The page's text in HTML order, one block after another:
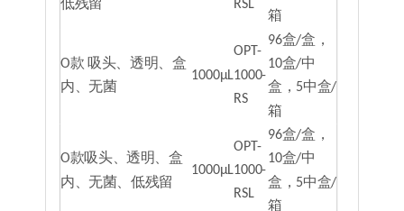
低残留
RSL
箱
O款 吸头、透明、盒
内、无菌
1000μL
OPT-
1000-
RS
96盒/盒，
10盒/中
盒，5中盒/
箱
O款吸头、透明、盒
内、无菌、低残留
1000μL
OPT-
1000-
RSL
96盒/盒，
10盒/中
盒，5中盒/
箱